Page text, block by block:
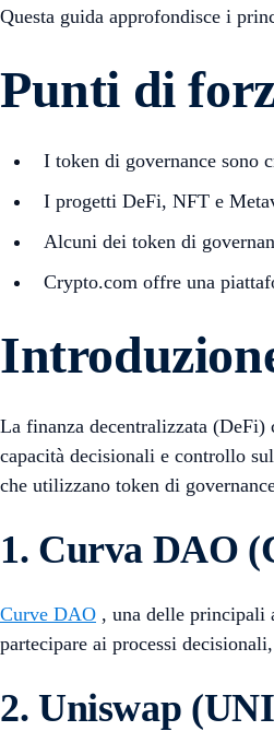
Questa guida approfondisce i
Punti di
I token di governance sono
I progetti DeFi, NFT e
Alcuni dei token di
Crypto.com offre una
La finanza decentralizzata (DeFi)
capacità decisionali e controllo
che utilizzano token di
1. Curva DAO
Curve DAO , una delle principali
partecipare ai processi
2. Uniswap